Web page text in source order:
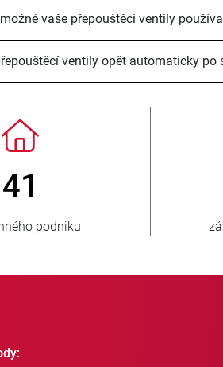
vaše přepouštěcí ventily
ventily opět automaticky po
> 3 500 000
prodaných jednotek